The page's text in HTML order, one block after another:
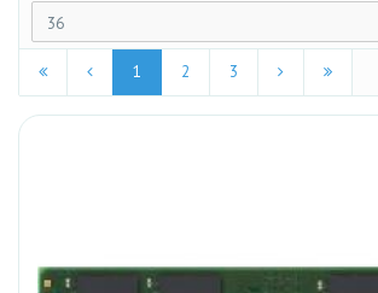
1 2 3